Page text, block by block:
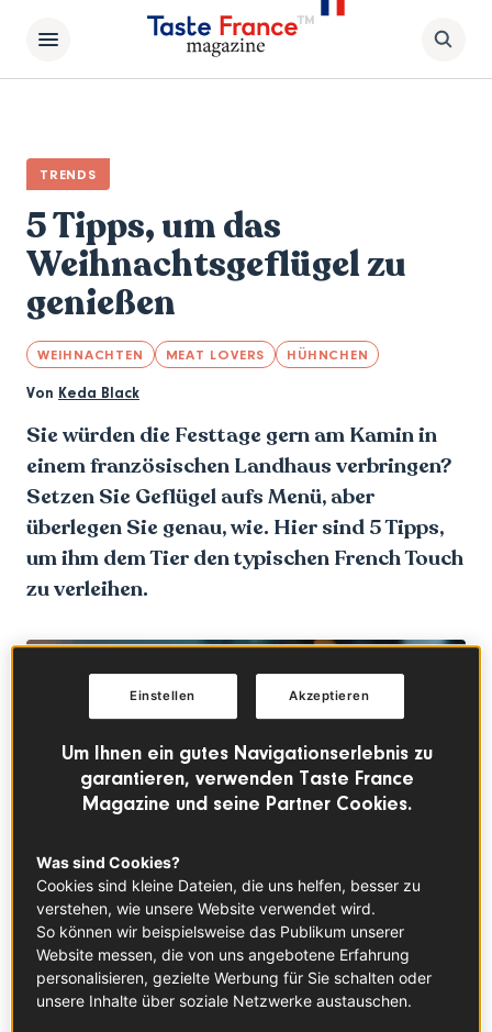
TRENDS
5 Tipps, um das
Weihnachtsgeflügel zu
genießen
WEIHNACHTEN MEAT LOVERS HÜHNCHEN
Von Keda Black
Sie würden die Festtage gern am Kamin in
einem französischen Landhaus verbringen?
Setzen Sie Geflügel aufs Menü, aber
überlegen Sie genau, wie. Hier sind 5 Tipps,
um ihm dem Tier den typischen French Touch
zu verleihen.
Um Ihnen ein gutes Navigationserlebnis zu
garantieren, verwenden Taste France
Magazine und seine Partner Cookies.
Was sind Cookies?
Cookies sind kleine Dateien, die uns helfen, besser zu
verstehen, wie unsere Website verwendet wird.
So können wir beispielsweise das Publikum unserer
Website messen, die von uns angebotene Erfahrung
personalisieren, gezielte Werbung für Sie schalten oder
unsere Inhalte über soziale Netzwerke austauschen.
Akzeptieren
Einstellen